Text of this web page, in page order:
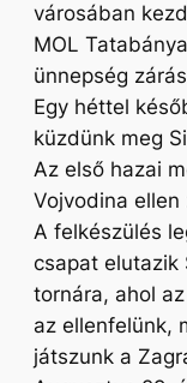
városában
MOL
ünnepség
Egy héttel
küzdünk meg
Az első hazai
Vojvodina
A felkészülés
csapat elutazik
tornára, ahol
az ellenfelünk,
játszunk a